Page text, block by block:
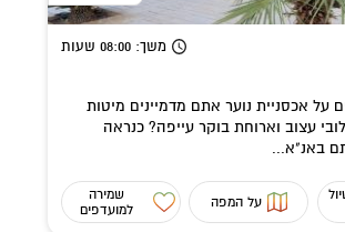
משך: 08:00 שעות
על אכסניית נוער אתם מדמיינים מיטות
עצוב וארוחת בוקר עייפה? כנראה
באנ"א...
על המפה
שמירה
למועדפים